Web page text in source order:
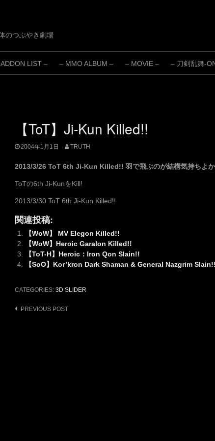
のつぶやき劇場
LIST – – MMO ALBUM – – MOVIE – – 刀剣乱舞-
【ToT】Ji-Kun Killed!!
2004年1月1日 TRUTH
2013/3/26 ToT 6th Ji-Kun Killed!! 羽で飛ぶのが結構気持ちよか
ToTの6th Ji-KunをKill!
2013/3/30 ToT 6th Ji-Kun Killed!!
関連投稿:
【WoW】 MV Elegon Killed!!
【WoW】Heroic Garalon Killed!!
【ToT-H】Heroic：Iron Qon Slain!!
【SoO】Kor’kron Dark Shaman & General Nazgrim Slain!!
CATEGORIES: 3D SLIDER
Post
PREVIOUS POST